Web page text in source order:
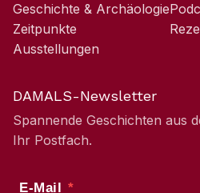
Geschichte & Archäologie
Zeitpunkte
Ausstellungen
DAMALS-Newsletter
Spannende Geschichten aus
Ihr Postfach.